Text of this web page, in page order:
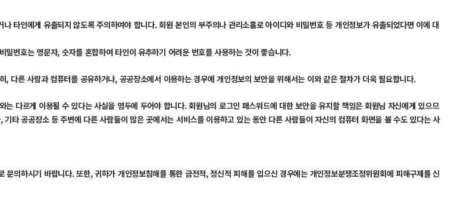
타인에게 유출되지 않도록 주의하여야 합니다. 회원 본인의 부주의나 관리소홀로 아이디와 비밀번호 등 개인정보가 유출되었다면 이에 대
번호는 영문자, 숫자를 혼합하여 타인이 유추하기 어려운 번호를 사용하는 것이 좋습니다.
른 사람과 컴퓨터를 공유하거나, 공공장소에서 이용하는 경우에 개인정보의 보안을 위해서는 이와 같은 절차가 더욱 필요합니다.
다르게 이용될 수 있다는 사실을 염두에 두어야 합니다. 회원님의 로그인 패스워드에 대한 보안을 유지할 책임은 회원님 자신에게 있으므
타 공공장소 등 주변에 다른 사람들이 많은 곳에서는 서비스를 이용하고 있는 동안 다른 사람들이 자신의 컴퓨터 화면을 볼 수도 있다는 사
의하시기 바랍니다. 또한, 귀하가 개인정보침해를 통한 금전적, 정신적 피해를 입으신 경우에는 개인정보분쟁조정위원회에 피해구제를 신